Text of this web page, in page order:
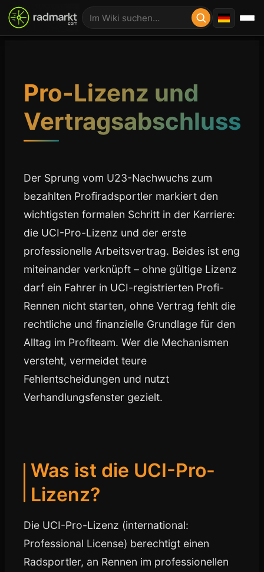
Pro-Lizenz und
Vertragsabschluss
Der Sprung vom U23-Nachwuchs zum
bezahlten Profiradsportler markiert den
wichtigsten formalen Schritt in der Karriere:
die UCI-Pro-Lizenz und der erste
professionelle Arbeitsvertrag. Beides ist eng
miteinander verknüpft – ohne gültige Lizenz
darf ein Fahrer in UCI-registrierten Profi-
Rennen nicht starten, ohne Vertrag fehlt die
rechtliche und finanzielle Grundlage für den
Alltag im Profiteam. Wer die Mechanismen
versteht, vermeidet teure
Fehlentscheidungen und nutzt
Verhandlungsfenster gezielt.
Was ist die UCI-Pro-
Lizenz?
Die UCI-Pro-Lizenz (international:
Professional License) berechtigt einen
Radsportler, an Rennen im professionellen